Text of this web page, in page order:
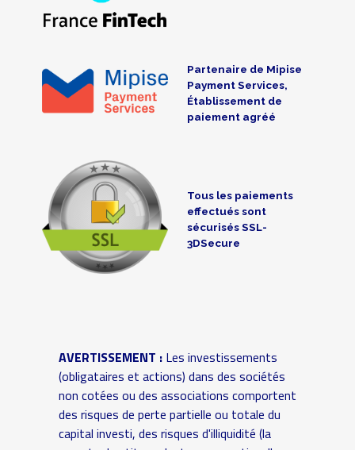
Partenaire de Mipise
Payment Services,
Établissement de
paiement agréé
Tous les paiements
effectués sont
sécurisés SSL-
3DSecure
AVERTISSEMENT :Les investissements
(obligataires et actions) dans des sociétés
non cotées ou des associations comportent
des risques de perte partielle ou totale du
capital investi, des risques d'illiquidité (la